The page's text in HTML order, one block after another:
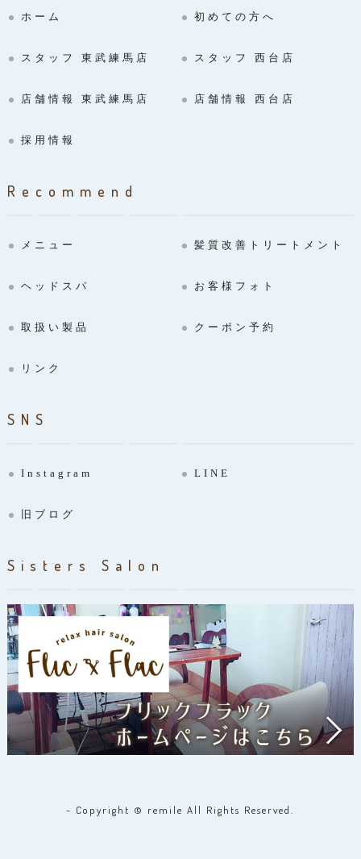
ホーム 初めての方へ
スタッフ 東武練馬店 スタッフ 西台店
店舗情報 東武練馬店 店舗情報 西台店
採用情報
Recommend
メニュー 髪質改善トリートメント
ヘッドスパ お客様フォト
取扱い製品 クーポン予約
リンク
SNS
Instagram LINE
旧ブログ
Sisters Salon
- Copyright © remile All Rights Reserved.